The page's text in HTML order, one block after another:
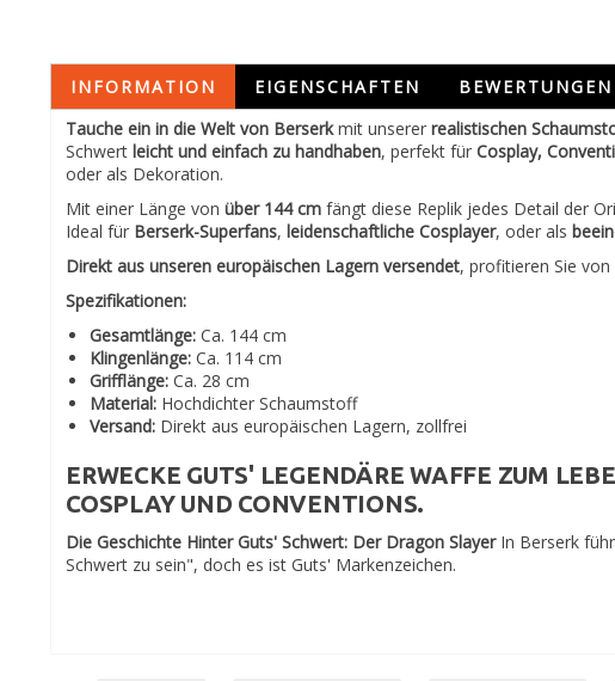
INFORMATION EIGENSCHAFTEN
BEWERTUNGEN
Tauche ein in die Welt von Berserkmit unserer realistischen
Schwert leicht und einfach zu handhaben, perfekt für Cosplay,
oder als Dekoration.
Mit einer Länge von über 144 cm fängt diese Replik jedes Detail der
Ideal für Berserk-Superfans, leidenschaftliche Cosplayer, oder als
Direkt aus unseren europäischen Lagern versendet, profitieren Sie von
Spezifikationen:
Gesamtlänge: Ca. 144 cm
Klingenlänge: Ca. 114 cm
Grifflänge: Ca. 28 cm
Material: Hochdichter Schaumstoff
Versand: Direkt aus europäischen Lagern, zollfrei
ERWECKE GUTS' LEGENDÄRE WAFFE ZUM
COSPLAY UND CONVENTIONS.
Die Geschichte Hinter Guts' Schwert: Der Dragon SlayerIn Berserk
Schwert zu sein", doch es ist Guts' Markenzeichen.